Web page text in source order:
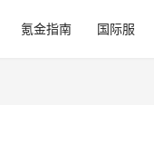
氪金指南 国际服